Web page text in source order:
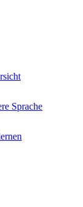
Sprache